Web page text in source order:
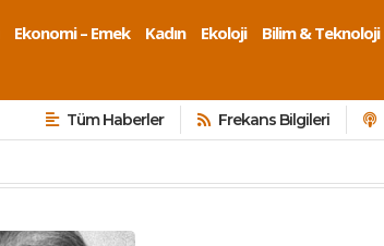
Ekonomi – Emek Kadın Ekoloji
Bilim & Teknoloji
Tüm Haberler Frekans Bilgileri